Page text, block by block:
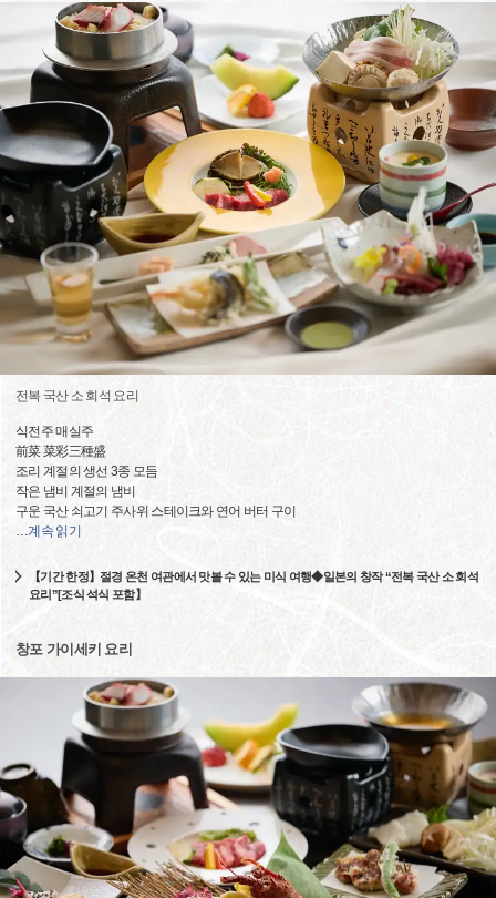
전복 국산 소 회석 요리
식전주 매실주
前菜 菜彩三種盛
조리 계절의 생선 3종 모듬
작은 냄비 계절의 냄비
구운 국산 쇠고기 주사위 스테이크와 연어 버터 구이
…계속 읽기
【기간 한정】절경 온천 여관에서 맛볼 수 있는 미식 여행◆일본의 창작 “전복 국산 소 회석
요리”[조식 석식 포함】
창포 가이세키 요리